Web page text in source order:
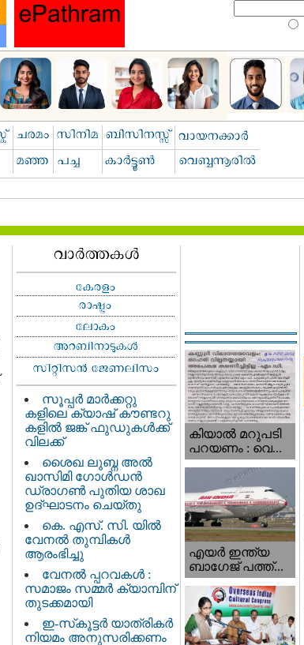
സൂപ്പർ മാർക്കറ്റു
കളിലെ ക്യാഷ് കൗണ്ടറു
കളിൽ ജങ്ക് ഫുഡുകൾക്ക്
വിലക്ക്
ശൈഖ ലുബ്ന അൽ
ഖാസിമി ഗോൾഡൻ
ഡ്രാഗൺ പുതിയ ശാഖ
ഉദ്ഘാടനം ചെയ്തു
കെ. എസ്. സി. യിൽ
വേനൽ തുമ്പികൾ
ആരംഭിച്ചു
വേനൽ പ്പറവകൾ :
സമാജം സമ്മർ ക്യാമ്പിന്
തുടക്കമായി
ഇ-സ്‌കൂട്ടർ യാത്രികർ
നിയമം അനുസരിക്കണം
കിയാല്‍ മറുപടി
പറയണം : വെ...
എയര്‍ ഇന്ത്യ
ബാഗേജ് പത്ത്...